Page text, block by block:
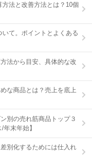
法と改善方法とは？10個
て。ポイントとよくある
法から目安、具体的な改
な商品とは？売上を底上
別の売れ筋商品トップ３
末年始】
別化するためには仕入れ